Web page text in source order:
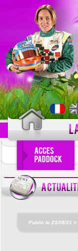
Publié le 23/08/21 >